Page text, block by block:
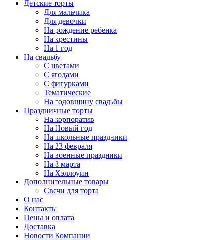
Детские торты
Для мальчика
Для девочки
На рождение ребенка
На крестины
На 1 год
На свадьбу
С цветами
С ягодами
С фигурками
Тематические
На годовщину свадьбы
Праздничные торты
На корпоратив
На Новый год
На школьные праздники
На 23 февраля
На военные праздники
На 8 марта
На Хэллоуин
Дополнительные товары
Свечи для торта
О нас
Контакты
Цены и оплата
Доставка
Новости Компании